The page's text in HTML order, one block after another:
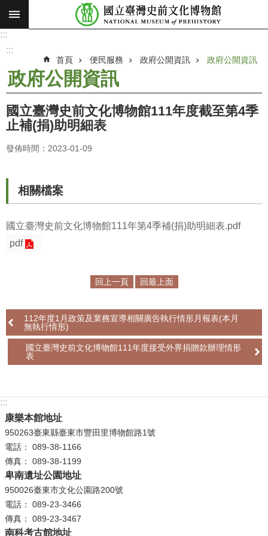
跳到主要內容區塊
搜
願
使
命
最
息
參
展
探
們
便
服
務
別
平
:::
:::
首頁 便民服務 政府公開資訊 政府公開資訊
政府公開資訊
國立臺灣史前文化博物館111年度截至第4季
止補(捐)助明細表
發佈時間：2023-01-09
相關檔案
國立臺灣史前文化博物館111年第4季補(捐)助明細表.pdf
pdf
回上一頁 回最上面
112年度1月政策及業務宣導相關廣告執行情形月報表(本月
無執行情形)
國立臺灣史前文化博物館111年度接受外界捐贈款辦理情形
表
:::
康樂本館地址
950263臺東縣臺東市豐田里博物館路1號
電話： 089-38-1166
傳真： 089-38-1199
卑南遺址公園地址
950026臺東市文化公園路200號
電話： 089-23-3466
傳真： 089-23-3467
南科考古館地址